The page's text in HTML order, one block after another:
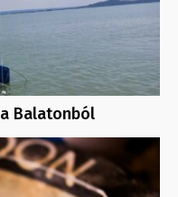
Balatonból